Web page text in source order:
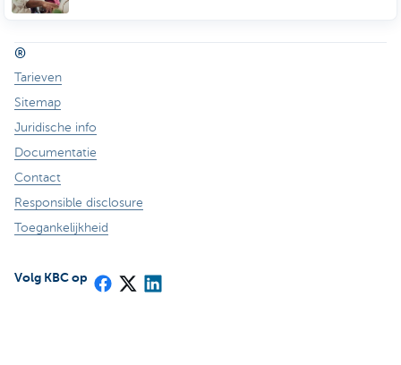
®
Tarieven
Sitemap
Juridische info
Documentatie
Contact
Responsible disclosure
Toegankelijkheid
Volg KBC op